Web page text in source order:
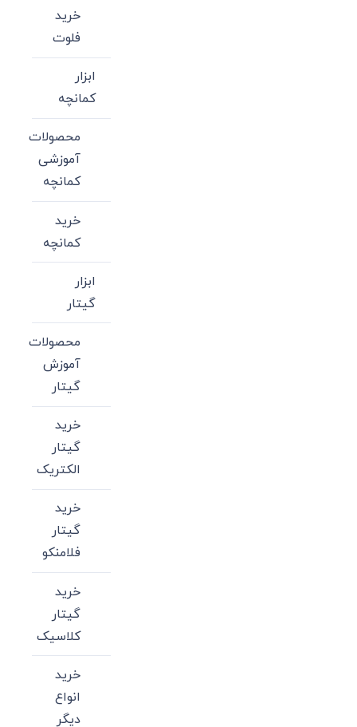
خرید
فلوت
ابزار
کمانچه
محصولات
آموزشی
کمانچه
خرید
کمانچه
ابزار
گیتار
محصولات
آموزش
گیتار
خرید
گیتار
الکتریک
خرید
گیتار
فلامنکو
خرید
گیتار
کلاسیک
خرید
انواع
دیگر